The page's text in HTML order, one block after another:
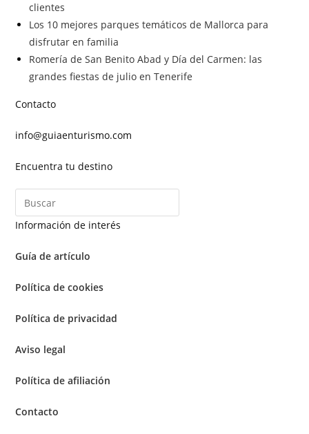
clientes
Los 10 mejores parques temáticos de Mallorca para
disfrutar en familia
Romería de San Benito Abad y Día del Carmen: las
grandes fiestas de julio en Tenerife
Contacto
info@guiaenturismo.com
Encuentra tu destino
Información de interés
Guía de artículo
Política de cookies
Política de privacidad
Aviso legal
Política de afiliación
Contacto